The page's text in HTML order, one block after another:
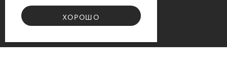
ХОРОШО